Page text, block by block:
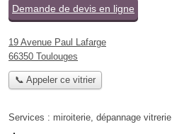
Demande de devis en ligne
19 Avenue Paul Lafarge
66350 Toulouges
📞 Appeler ce vitrier
Services : miroiterie, dépannage vitrerie